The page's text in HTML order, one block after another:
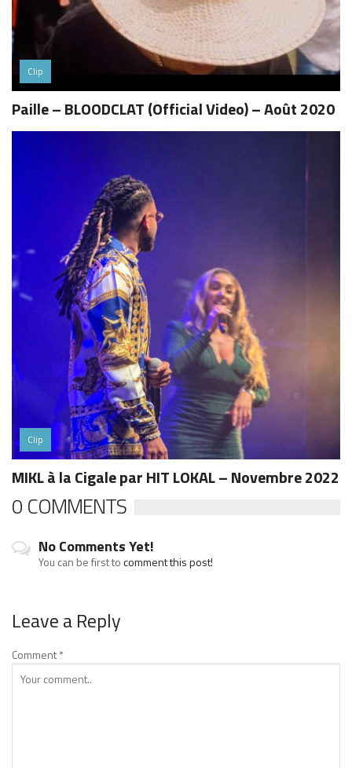
Clip
Paille – BLOODCLAT (Official Video) – Août 2020
Clip
MIKL à la Cigale par HIT LOKAL – Novembre 2022
0 COMMENTS
No Comments Yet!
You can be first tocomment this post!
Leave a Reply
Comment*